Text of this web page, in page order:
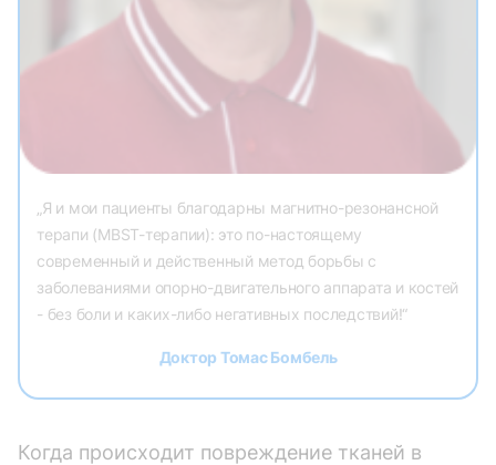
„Я и мои пациенты благодарны магнитно-резонансной
терапи (MBST-терапии): это по-настоящему
современный и действенный метод борьбы с
заболеваниями опорно-двигательного аппарата и костей
- без боли и каких-либо негативных последствий!“
Доктор Томас Бомбель
Когда происходит повреждение тканей в